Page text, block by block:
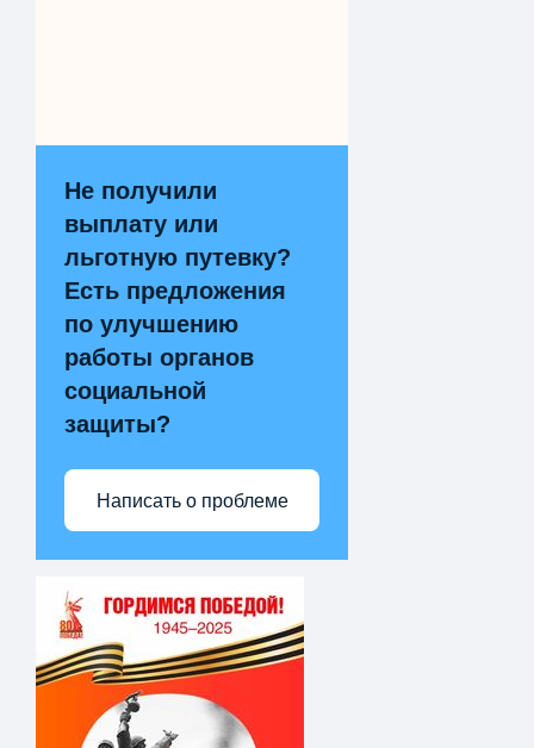
Не получили
выплату или
льготную путевку?
Есть предложения
по улучшению
работы органов
социальной
защиты?
Написать о проблеме